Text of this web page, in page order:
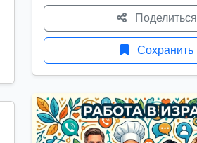
Поделиться
Сохранить